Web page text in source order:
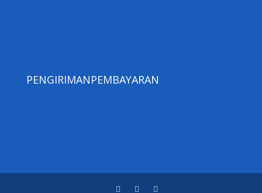
PENGIRIMANPEMBAYARAN